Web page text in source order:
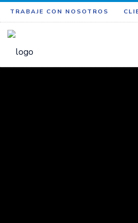
TRABAJE CON NOSOTROS